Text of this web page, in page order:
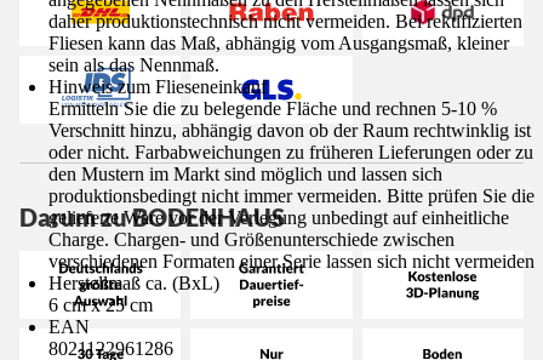
daher produktionstechnisch nicht vermeiden. Bei rektifizierten
Fliesen kann das Maß, abhängig vom Ausgangsmaß, kleiner
sein als das Nennmaß.
Hinweis zum Flieseneinkauf
Ermitteln Sie die zu belegende Fläche und rechnen 5-10 %
Verschnitt hinzu, abhängig davon ob der Raum rechtwinklig ist
oder nicht. Farbabweichungen zu früheren Lieferungen oder zu
den Mustern im Markt sind möglich und lassen sich
produktionsbedingt nicht immer vermeiden. Bitte prüfen Sie die
gelieferte Ware vor der Verlegung unbedingt auf einheitliche
Charge. Chargen- und Größenunterschiede zwischen
verschiedenen Formaten einer Serie lassen sich nicht vermeiden
Herstellmaß ca. (BxL)
6 cm x 25 cm
EAN
8021122961286
Darum zu BODENHAUS